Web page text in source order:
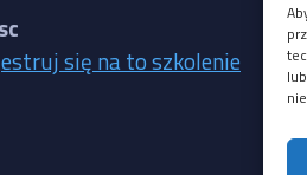
się na to szkolenie